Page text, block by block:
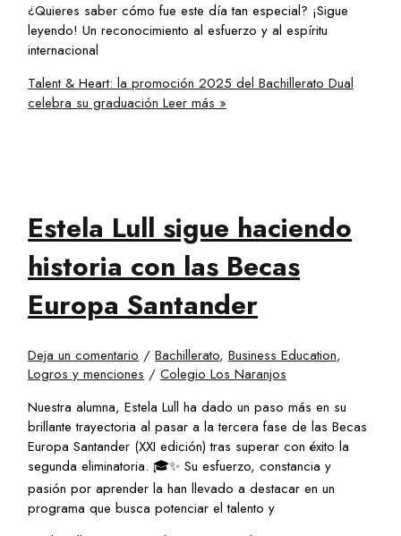
¿Quieres saber cómo fue este día tan especial? ¡Sigue
leyendo! Un reconocimiento al esfuerzo y al espíritu
internacional
Talent & Heart: la promoción 2025 del Bachillerato Dual
celebra su graduación Leer más »
Estela Lull sigue haciendo
historia con las Becas
Europa Santander
Deja un comentario /Bachillerato,Business Education,
Logros y menciones /Colegio Los Naranjos
Nuestra alumna, Estela Lull ha dado un paso más en su
brillante trayectoria al pasar a la tercera fase de las Becas
Europa Santander (XXI edición) tras superar con éxito la
segunda eliminatoria. 🎓✨ Su esfuerzo, constancia y
pasión por aprender la han llevado a destacar en un
programa que busca potenciar el talento y